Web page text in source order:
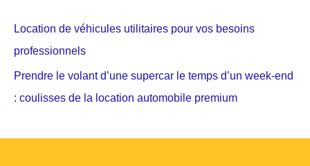
Location de véhicules utilitaires pour vos besoins
professionnels
Prendre le volant d’une supercar le temps d’un week-end
: coulisses de la location automobile premium